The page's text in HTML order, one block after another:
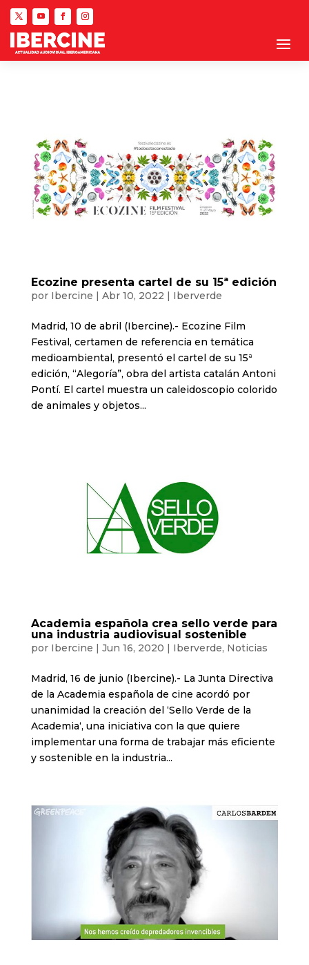
Ecozine presenta cartel de su 15ª edición
por Ibercine | Abr 10, 2022 | Iberverde
Madrid, 10 de abril (Ibercine).- Ecozine Film
Festival, certamen de referencia en temática
medioambiental, presentó el cartel de su 15ª
edición, “Alegoría”, obra del artista catalán Antoni
Pontí. El cartel muestra un caleidoscopio colorido
de animales y objetos...
Academia española crea sello verde para
una industria audiovisual sostenible
por Ibercine Jun 16, 2020 Iberverde, Noticias
Madrid, 16 de junio (Ibercine).- La Junta Directiva
de la Academia española de cine acordó por
unanimidad la creación del ‘Sello Verde de la
Academia‘, una iniciativa con la que quiere
implementar una forma de trabajar más eficiente
y sostenible en la industria...